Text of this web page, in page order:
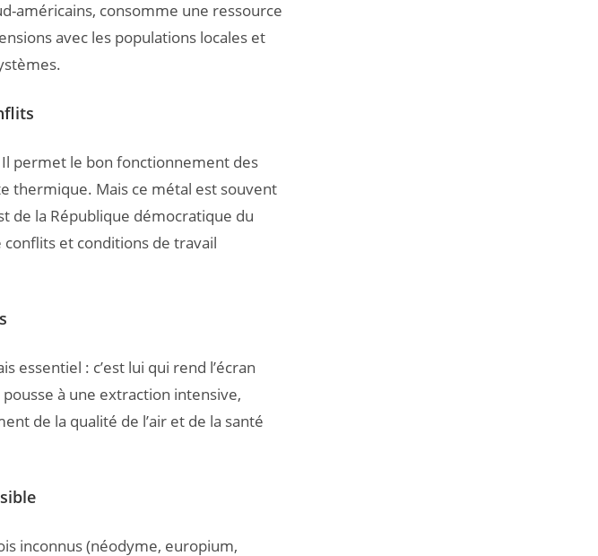
américains, consomme une ressource
avec les populations locales et
permet le bon fonctionnement des
thermique. Mais ce métal est souvent
de la République démocratique du
et conditions de travail
essentiel : c’est lui qui rend l’écran
à une extraction intensive,
de la qualité de l’air et de la santé
inconnus (néodyme, europium,